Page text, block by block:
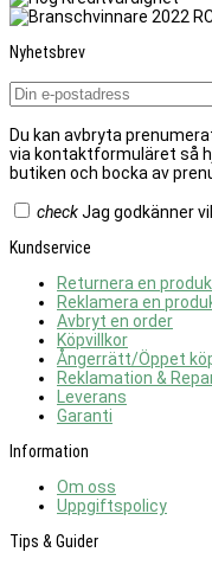
Nyhetsbrev
Du kan avbryta
via kontaktformuläret så
butiken och bocka av
checkJag godkänner
Kundservice
Returnera en
Reklamera en
Avbryt en order
Köpvillkor
Ångerrätt/Öppet
Reklamation &
Leverans
Garanti
Information
Om oss
Uppgiftspolicy
Tips & Guider